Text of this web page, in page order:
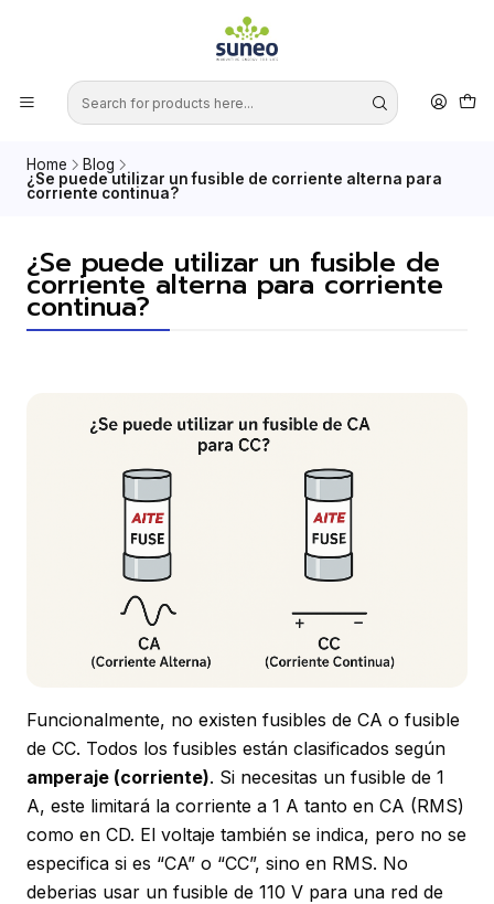
Home
Blog
¿Se puede utilizar un fusible de corriente alterna para
corriente continua?
¿Se puede utilizar un fusible de
corriente alterna para corriente
continua?
Funcionalmente, no existen fusibles de CA o fusible
de CC. Todos los fusibles están clasificados según
amperaje (corriente). Si necesitas un fusible de 1
A, este limitará la corriente a 1 A tanto en CA (RMS)
como en CD. El voltaje también se indica, pero no se
especifica si es “CA” o “CC”, sino en RMS. No
deberias usar un fusible de 110 V para una red de